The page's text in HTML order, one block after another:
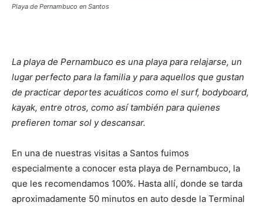
Playa de Pernambuco en Santos
La playa de Pernambuco es una playa para relajarse, un
lugar perfecto para la familia y para aquellos que gustan
de practicar deportes acuáticos como el surf, bodyboard,
kayak, entre otros, como así también para quienes
prefieren tomar sol y descansar.
En una de nuestras visitas a Santos fuimos
especialmente a conocer esta playa de Pernambuco, la
que les recomendamos 100%. Hasta allí, donde se tarda
aproximadamente 50 minutos en auto desde la Terminal